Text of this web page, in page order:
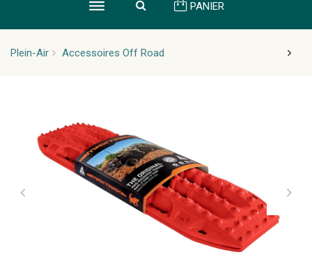
PANIER
Plein-Air Accessoires Off Road